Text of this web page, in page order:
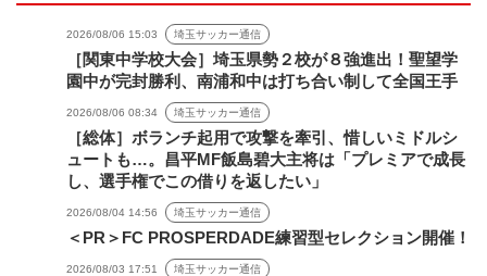
2026/08/06 15:03 埼玉サッカー通信
［関東中学校大会］埼玉県勢２校が８強進出！聖望学
園中が完封勝利、南浦和中は打ち合い制して全国王手
2026/08/06 08:34 埼玉サッカー通信
［総体］ボランチ起用で攻撃を牽引、惜しいミドルシ
ュートも…。昌平MF飯島碧大主将は「プレミアで成長
し、選手権でこの借りを返したい」
2026/08/04 14:56 埼玉サッカー通信
＜PR＞FC PROSPERDADE練習型セレクション開催！
2026/08/03 17:51 埼玉サッカー通信